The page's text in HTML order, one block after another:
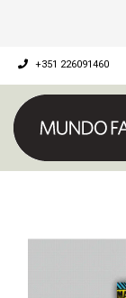
+351 226091460